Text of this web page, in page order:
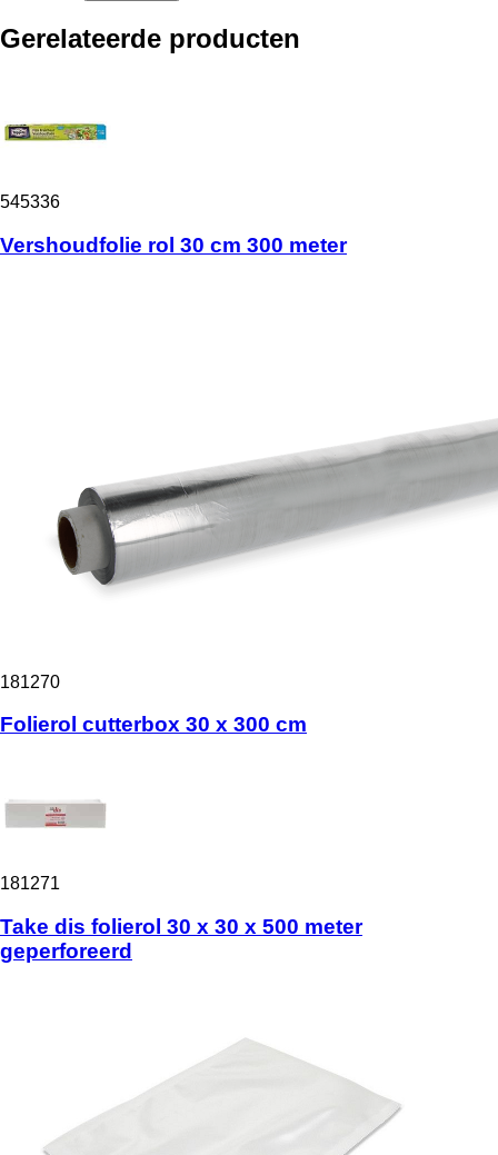
Gerelateerde producten
545336
Vershoudfolie rol 30 cm 300 meter
181270
Folierol cutterbox 30 x 300 cm
181271
Take dis folierol 30 x 30 x 500 meter
geperforeerd